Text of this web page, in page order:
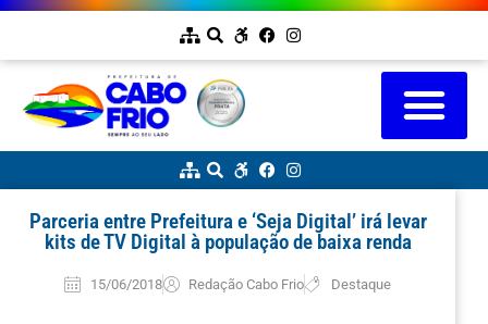
Parceria entre Prefeitura e ‘Seja Digital’ irá levar
kits de TV Digital à população de baixa renda
15/06/2018 Redação Cabo Frio Destaque